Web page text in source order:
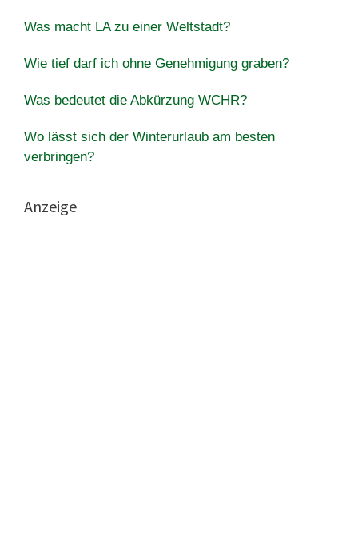
Was macht LA ​​zu einer Weltstadt?
Wie tief darf ich ohne Genehmigung graben?
Was bedeutet die Abkürzung WCHR?
Wo lässt sich der Winterurlaub am besten
verbringen?
Anzeige